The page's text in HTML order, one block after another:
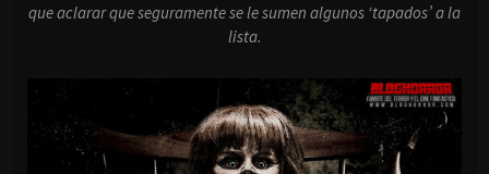
que aclarar que seguramente se le sumen algunos ‘tapados’ a la
lista.